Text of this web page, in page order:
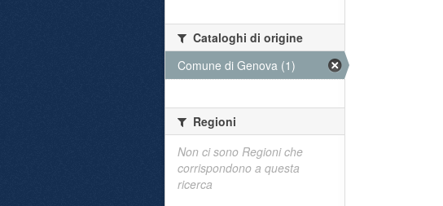
Cataloghi di origine
Comune di Genova (1)
Regioni
Non ci sono Regioni che
corrispondono a questa
ricerca